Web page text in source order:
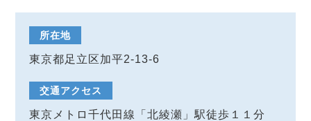
所在地
東京都足立区加平2-13-6
交通アクセス
東京メトロ千代田線「北綾瀬」駅徒歩１１分